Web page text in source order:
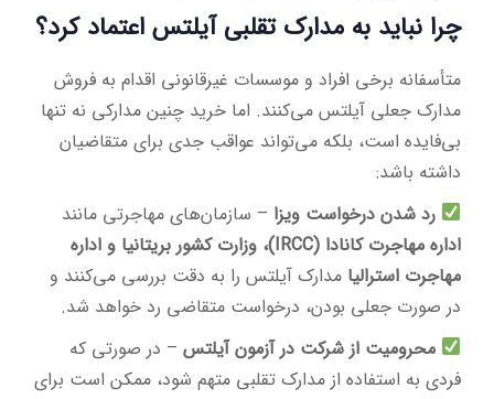
چرا نباید به مدارک تقلبی آیلتس اعتماد کرد؟
متأسفانه برخی افراد و موسسات غیرقانونی اقدام به فروش
مدارک جعلی آیلتس می‌کنند. اما خرید چنین مدارکی نه تنها
بی‌فایده است، بلکه می‌تواند عواقب جدی برای متقاضیان
داشته باشد:
رد شدن درخواست ویزا – سازمان‌های مهاجرتی مانند
اداره مهاجرت کانادا (IRCC)، وزارت کشور بریتانیا و اداره
مهاجرت استرالیا مدارک آیلتس را به دقت بررسی می‌کنند و
در صورت جعلی بودن، درخواست متقاضی رد خواهد شد.
محرومیت از شرکت در آزمون آیلتس – در صورتی که
فردی به استفاده از مدارک تقلبی متهم شود، ممکن است برای